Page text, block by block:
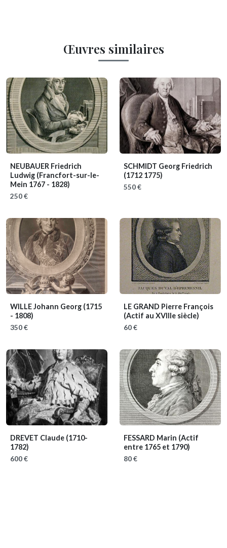
Œuvres similaires
NEUBAUER Friedrich
Ludwig (Francfort-sur-le-
Mein 1767 - 1828)
250 €
SCHMIDT Georg Friedrich
(1712 1775)
550 €
WILLE Johann Georg (1715
- 1808)
350 €
LE GRAND Pierre François
(Actif au XVIIIe siècle)
60 €
DREVET Claude (1710-
1782)
600 €
FESSARD Marin (Actif
entre 1765 et 1790)
80 €